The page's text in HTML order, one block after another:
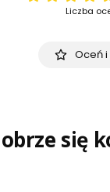
Liczba
Oceń
się